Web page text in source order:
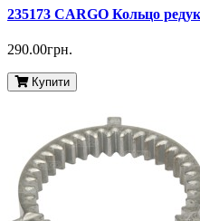
235173 CARGO Кольцо
290.00грн.
Купити